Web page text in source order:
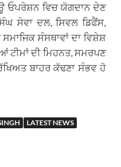
ਓਪਰੇਸ਼ਨ ਵਿਚ ਯੋਗਦਾਨ ਦੇਣ
ਸੇਵਾ ਦਲ, ਸਿਵਲ ਡਿਫੈਂਸ,
ਸੰਸਥਾਵਾਂ ਦਾ ਵਿਸ਼ੇਸ਼
ਟੀਮਾਂ ਦੀ ਮਿਹਨਤ, ਸਮਰਪਣ
ਬਾਹਰ ਕੱਢਣਾ ਸੰਭਵ ਹੋ
LATEST NEWS